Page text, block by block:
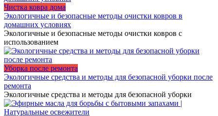
Чистка ковра дома
Экологичные и безопасные методы очистки ковров в
домашних условиях
Экологичные и безопасные методы очистки ковров с
использованием
Уборка после ремонта
Экологичные средства и методы для безопасной уборки после
ремонта
Экологичные средства и методы для безопасной уборки